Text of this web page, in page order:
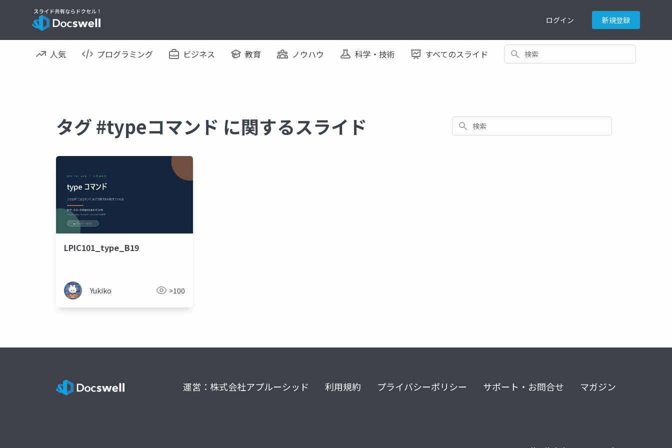
ログイン 新規登録
人気 プログラミング ビジネス 教育 ノウハウ 科学・技術 すべてのスライド 検索
タグ #typeコマンド に関するスライド 検索
LPIC101_type_B19
Yukiko >100
運営：株式会社アプルーシッド 利用規約 プライバシーポリシー サポート・お問合せ マガジン